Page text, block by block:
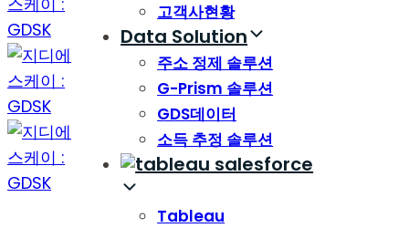
고객사현황
Data Solution
주소 정제 솔루션
G-Prism 솔루션
GDS데이터
소득 추정 솔루션
Tableau